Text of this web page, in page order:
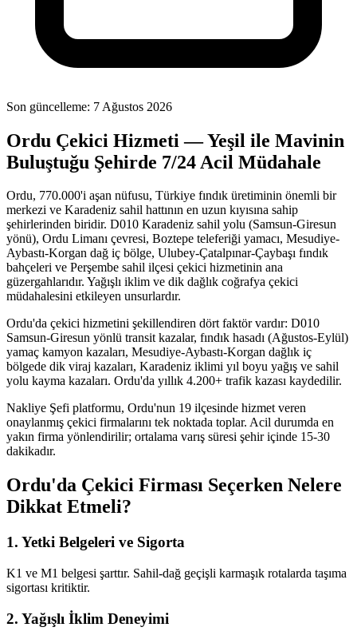
Son güncelleme: 7 Ağustos 2026
Ordu Çekici Hizmeti — Yeşil ile Mavinin
Buluştuğu Şehirde 7/24 Acil Müdahale
Ordu, 770.000'i aşan nüfusu, Türkiye fındık üretiminin önemli bir
merkezi ve Karadeniz sahil hattının en uzun kıyısına sahip
şehirlerinden biridir. D010 Karadeniz sahil yolu (Samsun-Giresun
yönü), Ordu Limanı çevresi, Boztepe teleferiği yamacı, Mesudiye-
Aybastı-Korgan dağ iç bölge, Ulubey-Çatalpınar-Çaybaşı fındık
bahçeleri ve Perşembe sahil ilçesi çekici hizmetinin ana
güzergahlarıdır. Yağışlı iklim ve dik dağlık coğrafya çekici
müdahalesini etkileyen unsurlardır.
Ordu'da çekici hizmetini şekillendiren dört faktör vardır: D010
Samsun-Giresun yönlü transit kazalar, fındık hasadı (Ağustos-Eylül)
yamaç kamyon kazaları, Mesudiye-Aybastı-Korgan dağlık iç
bölgede dik viraj kazaları, Karadeniz iklimi yıl boyu yağış ve sahil
yolu kayma kazaları. Ordu'da yıllık 4.200+ trafik kazası kaydedilir.
Nakliye Şefi platformu, Ordu'nun 19 ilçesinde hizmet veren
onaylanmış çekici firmalarını tek noktada toplar. Acil durumda en
yakın firma yönlendirilir; ortalama varış süresi şehir içinde 15-30
dakikadır.
Ordu'da Çekici Firması Seçerken Nelere
Dikkat Etmeli?
1. Yetki Belgeleri ve Sigorta
K1 ve M1 belgesi şarttır. Sahil-dağ geçişli karmaşık rotalarda taşıma
sigortası kritiktir.
2. Yağışlı İklim Deneyimi